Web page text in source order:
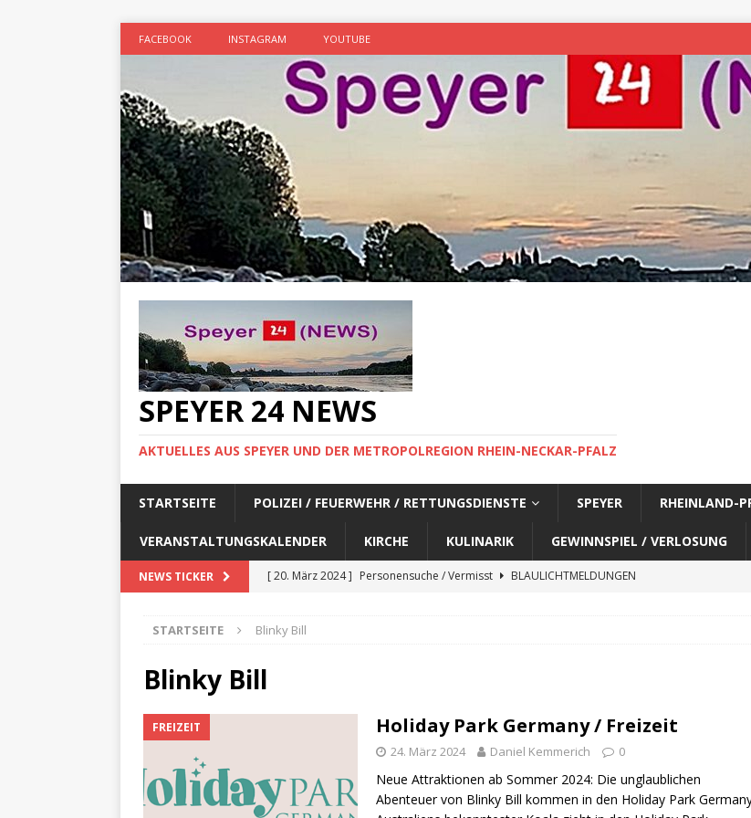
FACEBOOK INSTAGRAM YOUTUBE
SPEYER 24 NEWS
AKTUELLES AUS SPEYER UND DER METROPOLREGION RHEIN-NECKAR-PFALZ
STARTSEITE POLIZEI / FEUERWEHR / RETTUNGSDIENSTE SPEYER RHEINLAND-
VERANSTALTUNGSKALENDER KIRCHE KULINARIK GEWINNSPIEL / VERLOSUNG
NEWS TICKER [ 20. März 2024 ] Personensuche / Vermisst
BLAULICHTMELDUNGEN
[ 17. März 2024 ]
Personensuche / Vermisst
BLAULICHTMELDUNGEN
Personensuche / Vermisst
BLAULICHTMELDUNGEN
[ 6. Februar 2024 ]
Aktuelle Warnmeldung der Polizei
BLAULICHTMELDUNGEN
STARTSEITE Blinky Bill
Blinky Bill
FREIZEIT Holiday Park Germany / Freizeit
24. März 2024 Daniel Kemmerich 0
Neue Attraktionen ab Sommer 2024: Die unglaublichen
Abenteuer von Blinky Bill kommen in den Holiday Park